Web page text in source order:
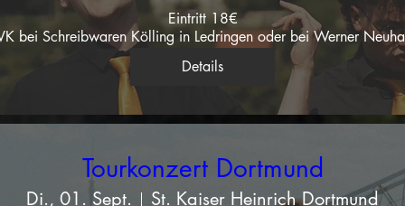
Eintritt 18€
bei Schreibwaren Kölling in Ledringen oder bei Werner
Details
Tourkonzert Dortmund
Di., 01. Sept. St. Kaiser Heinrich Dortmund